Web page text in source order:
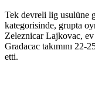
Tek devreli lig usulüne
kategorisinde, grupta
Zeleznicar Lajkovac,
Gradacac takımını
etti.